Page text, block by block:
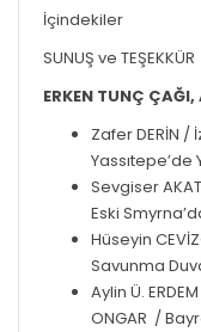
İçindekiler
SUNUŞ ve TEŞEKKÜR
ERKEN TUNÇ
Zafer DERİN /
Yassıtepe’de
Sevgiser
Eski
Hüseyin
Savunma
Aylin Ü.
ONGAR /